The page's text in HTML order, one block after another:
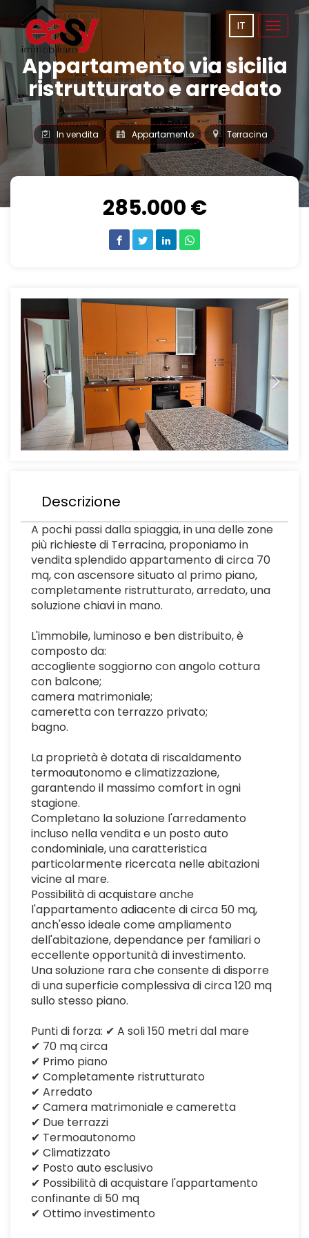
Toggle
IT
Appartamento via sicilia
ristrutturato e arredato
In vendita Appartamento Terracina
285.000 €
Previous Next
Descrizione
A pochi passi dalla spiaggia, in una delle zone
più richieste di Terracina, proponiamo in
vendita splendido appartamento di circa 70
mq, con ascensore situato al primo piano,
completamente ristrutturato, arredato, una
soluzione chiavi in mano.
L'immobile, luminoso e ben distribuito, è
composto da:
accogliente soggiorno con angolo cottura
con balcone;
camera matrimoniale;
cameretta con terrazzo privato;
bagno.
La proprietà è dotata di riscaldamento
termoautonomo e climatizzazione,
garantendo il massimo comfort in ogni
stagione.
Completano la soluzione l'arredamento
incluso nella vendita e un posto auto
condominiale, una caratteristica
particolarmente ricercata nelle abitazioni
vicine al mare.
Possibilità di acquistare anche
l'appartamento adiacente di circa 50 mq,
anch'esso ideale come ampliamento
dell'abitazione, dependance per familiari o
eccellente opportunità di investimento.
Una soluzione rara che consente di disporre
di una superficie complessiva di circa 120 mq
sullo stesso piano.
Punti di forza: ✔ A soli 150 metri dal mare
✔ 70 mq circa
✔ Primo piano
✔ Completamente ristrutturato
✔ Arredato
✔ Camera matrimoniale e cameretta
✔ Due terrazzi
✔ Termoautonomo
✔ Climatizzato
✔ Posto auto esclusivo
✔ Possibilità di acquistare l'appartamento
confinante di 50 mq
✔ Ottimo investimento